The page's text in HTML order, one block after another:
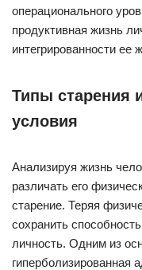
операционального
продуктивная жизнь
интегрированности ее
Типы старения
условия
Анализируя жизнь
различать его
старение. Теряя
сохранить
личность. Одним из
гиперболизированная